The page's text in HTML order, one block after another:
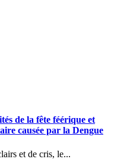
de la fête féérique et
causée par la Dengue
et de cris, le...